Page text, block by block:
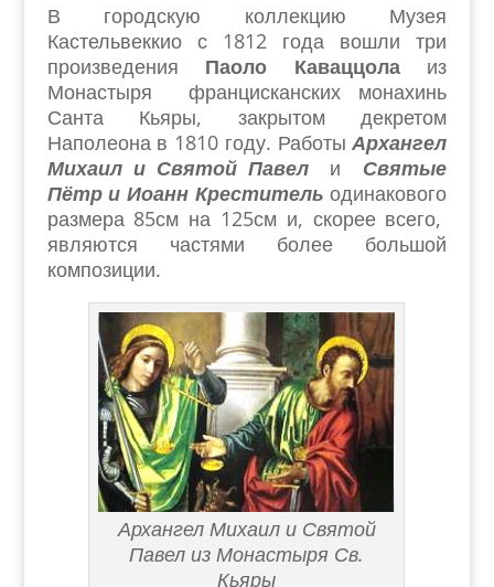
В городскую коллекцию Музея
Кастельвеккио с 1812 года вошли три
произведения Паоло Каваццолаиз
Монастыря францисканских монахинь
Санта Кьяры, закрытом декретом
Наполеона в 1810 году. РаботыАрхангел
Михаил и Святой Павели Святые
Пётр и Иоанн Креститель одинакового
размера 85см на 125см и, скорее всего,
являются частями более большой
композиции.
Архангел Михаил и Святой
Павел из Монастыря Св.
Кьяры